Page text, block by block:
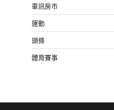
車訊房市
運動
頭條
體育賽事